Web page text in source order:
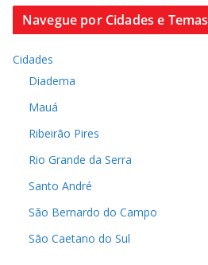
Navegue por Cidades e Temas
Cidades
Diadema
Mauá
Ribeirão Pires
Rio Grande da Serra
Santo André
São Bernardo do Campo
São Caetano do Sul